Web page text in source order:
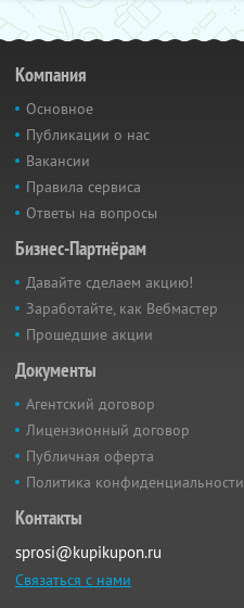
Компания
Основное
Публикации о нас
Вакансии
Правила сервиса
Ответы на вопросы
Бизнес-Партнёрам
Давайте сделаем акцию!
Заработайте, как Вебмастер
Прошедшие акции
Документы
Агентский договор
Лицензионный договор
Публичная оферта
Политика конфиденциальности
Контакты
sprosi@kupikupon.ru
Связаться с нами